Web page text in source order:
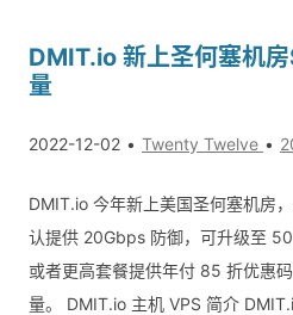
DMIT.io 新上圣何塞机
量
2022-12-02 Twenty Twelve
DMIT.io 今年新上美国圣何塞机房
认提供 20Gbps 防御，可升级至
或者更高套餐提供年付 85 折优惠
量。 DMIT.io 主机 VPS 简介